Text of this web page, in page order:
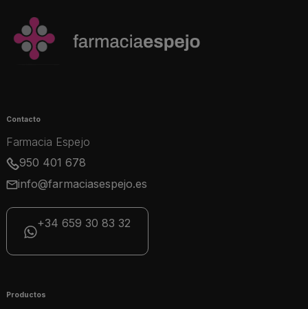
Contacto
Farmacia Espejo
950 401 678
info@farmaciasespejo.es
+34 659 30 83 32
Productos